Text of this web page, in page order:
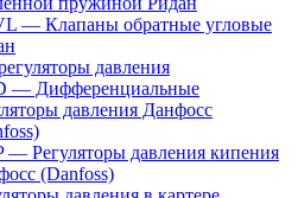
— Клапаны обратные угловые
давления
— Дифференциальные
давления Данфосс
— Регуляторы давления кипения
(Danfoss)